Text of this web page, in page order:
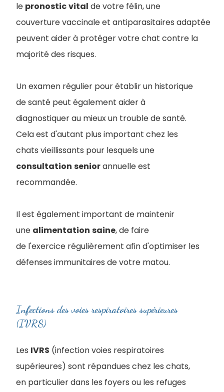
le pronosticvital de votre félin, une
couverture vaccinale et antiparasitaires adaptée
peuvent aider à protéger votre chat contre la
majorité des risques.
Un examen régulier pour établir un historique
de santé peut également aider à
diagnostiquer au mieux un trouble de santé.
Cela est d'autant plus important chez les
chats vieillissants pour lesquels une
consultation seniorannuelle est
recommandée.
Il est également important de maintenir
une alimentation saine, de faire
de l'exercice régulièrement afin d'optimiser les
défenses immunitaires de votre matou.
Infections des voies respiratoires supérieures
(IVRS)
Les IVRS (infection voies respiratoires
supérieures) sont répandues chez les chats,
en particulier dans les foyers ou les refuges